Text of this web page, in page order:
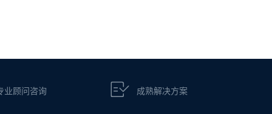
业顾问咨询 成熟解决方案